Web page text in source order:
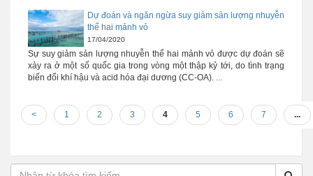
Dự đoán và ngăn ngừa suy giảm sản lượng nhuyễn
thể hai mảnh vỏ
17/04/2020
Sự suy giảm sản lượng nhuyễn thể hai mảnh vỏ được dự đoán sẽ
xảy ra ở một số quốc gia trong vòng một thập kỷ tới, do tình trạng
biến đổi khí hậu và acid hóa đại dương (CC-OA). ...
< 1 2 3 4 5 6 7 ...